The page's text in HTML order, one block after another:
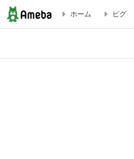
【大人の生徒さん】体験レッ
ホーム ピグ